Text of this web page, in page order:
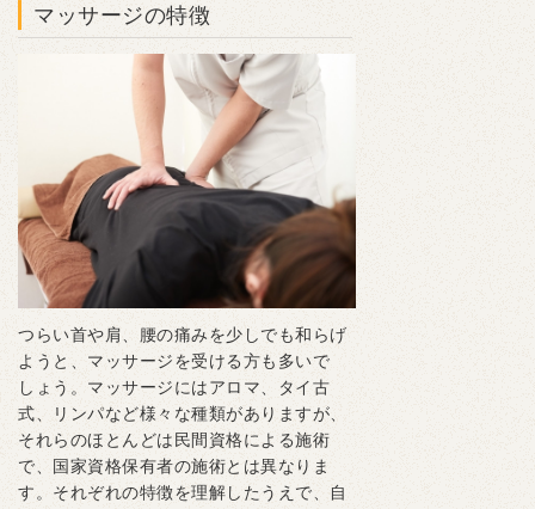
マッサージの特徴
つらい首や肩、腰の痛みを少しでも和らげ
ようと、マッサージを受ける方も多いで
しょう。マッサージにはアロマ、タイ古
式、リンパなど様々な種類がありますが、
それらのほとんどは民間資格による施術
で、国家資格保有者の施術とは異なりま
す。それぞれの特徴を理解したうえで、自